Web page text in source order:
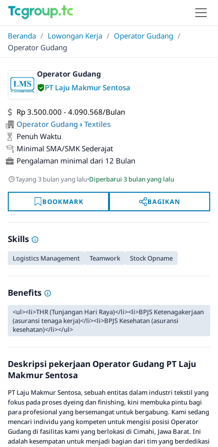
Beranda / Lowongan Kerja / Operator Gudang /
Operator Gudang
Operator Gudang
PT Laju Makmur Sentosa
Rp 3.500.000 - 4.090.568/Bulan
Operator Gudang › Textiles
Penuh Waktu
Minimal SMA/SMK Sederajat
Pengalaman minimal dari 12 Bulan
Tayang 3 bulan yang lalu·Diperbarui 3 bulan yang lalu
BOOKMARK BAGIKAN
Skills
Logistics Management Teamwork Stock Opname
Benefits
<ul><li>THR (Tunjangan Hari Raya)</li><li>BPJS Ketenagakerjaan
(asuransi tenaga kerja)</li><li>BPJS Kesehatan (asuransi
kesehatan)</li></ul>
Deskripsi pekerjaan Operator Gudang PT Laju
Makmur Sentosa
PT Laju Makmur Sentosa, sebuah entitas dalam industri tekstil yang
fokus pada proses dyeing dan finishing, kini membuka pintu bagi
para profesional yang bersemangat untuk bergabung. Kami sedang
mencari individu yang kompeten untuk mengisi posisi Operator
Gudang di fasilitas kami yang berlokasi di Cimahi, Jawa Barat. Ini
adalah kesempatan untuk menjadi bagian dari tim yang berdedikasi